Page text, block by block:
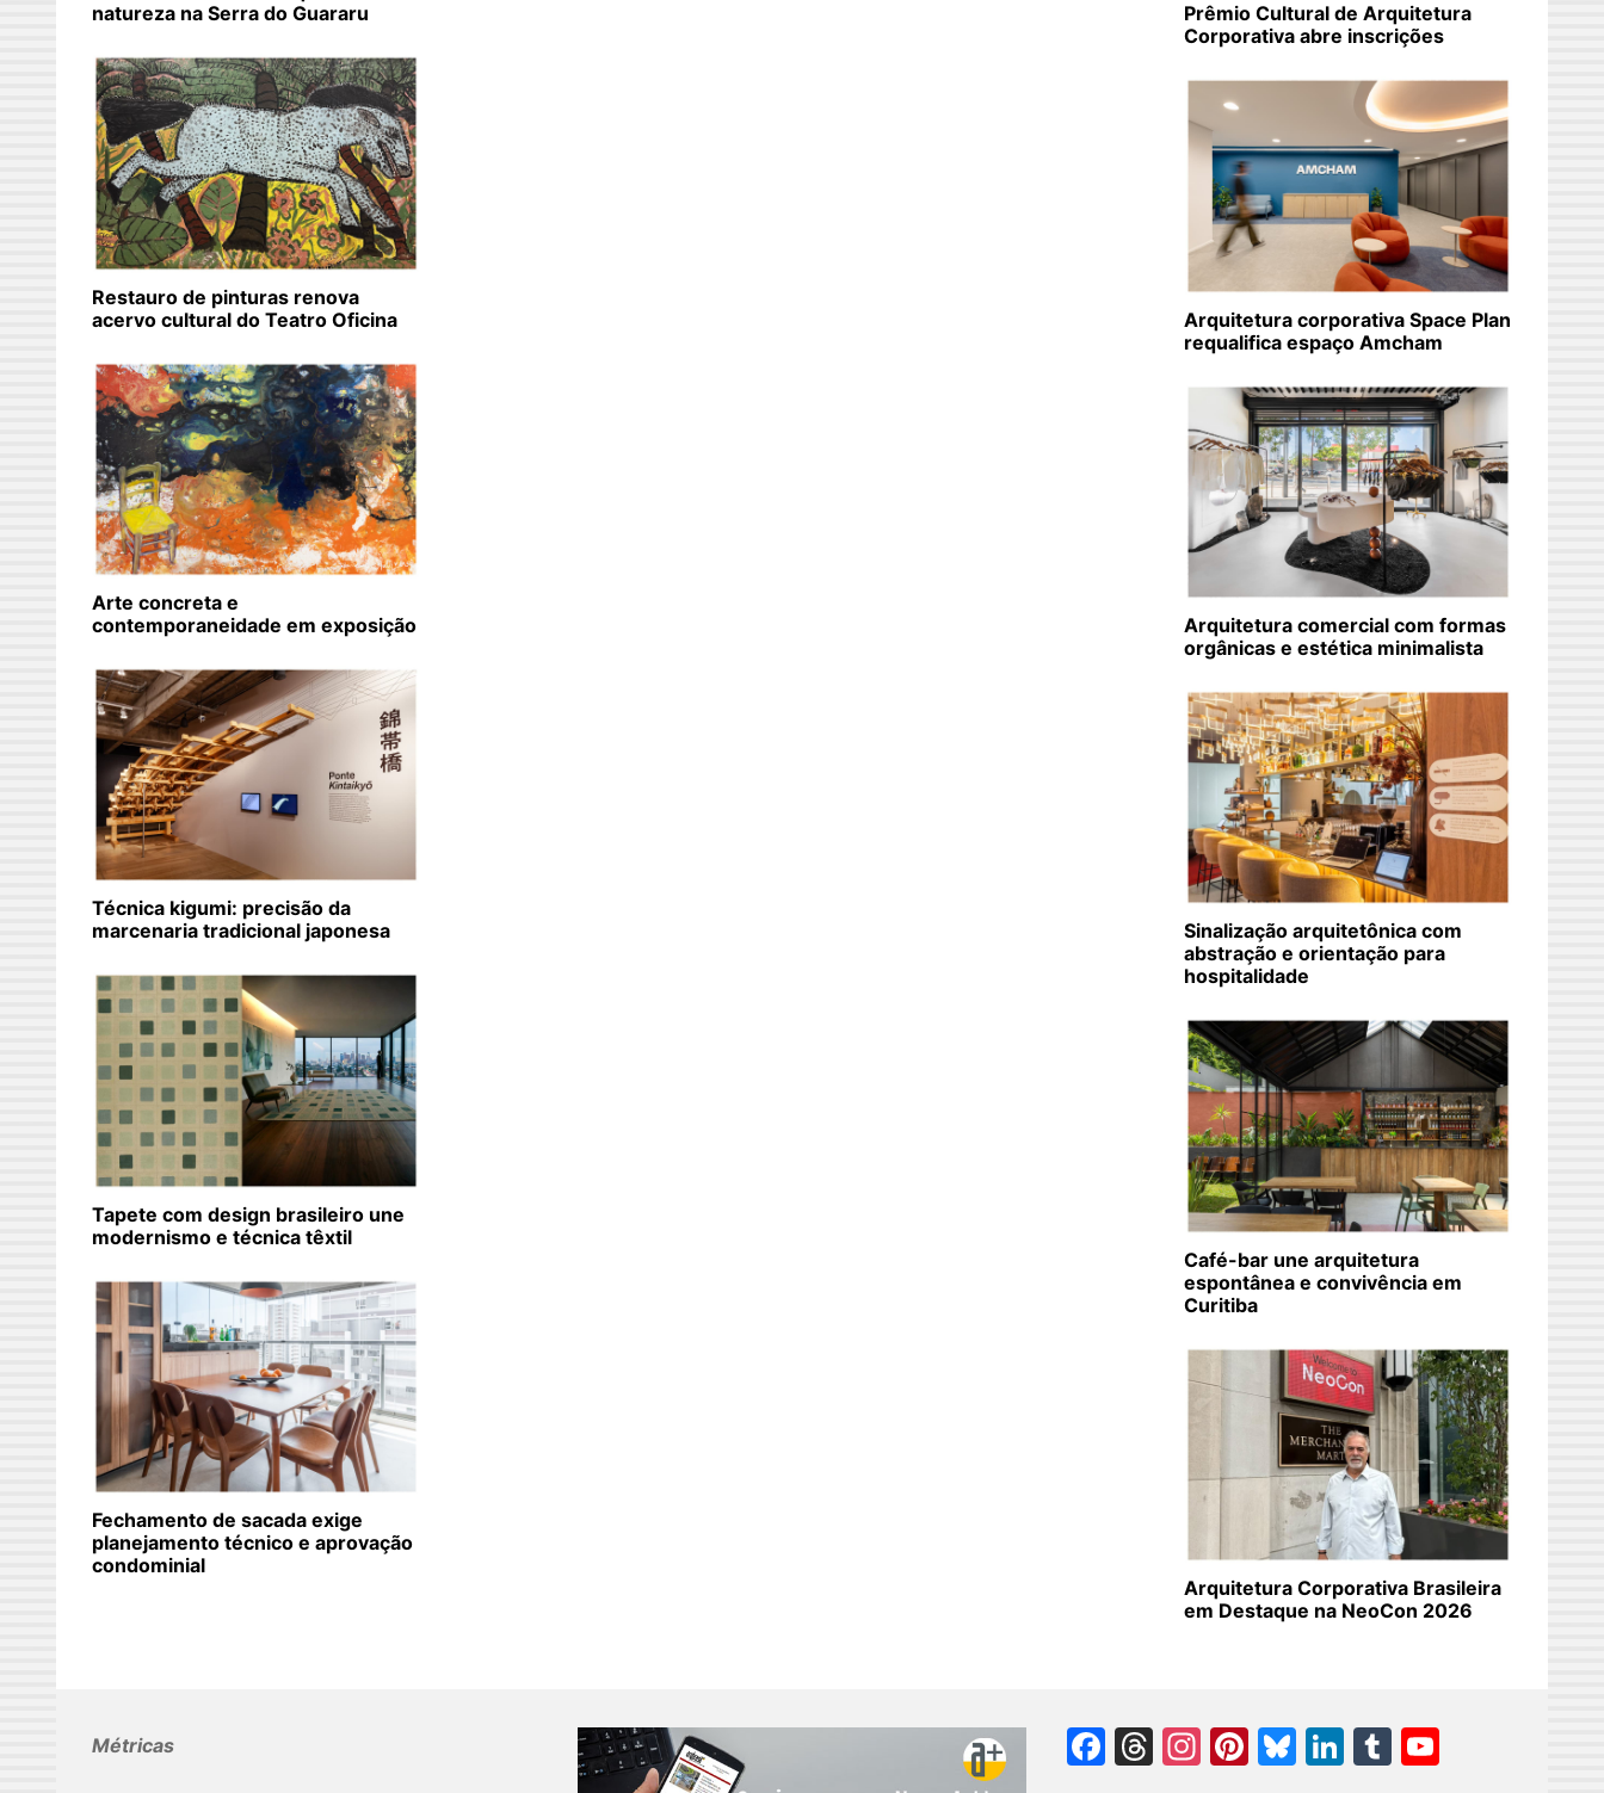
natureza na Serra do Guararu
Restauro de pinturas renova
acervo cultural do Teatro Oficina
Arte concreta e
contemporaneidade em exposição
Técnica kigumi: precisão da
marcenaria tradicional japonesa
Tapete com design brasileiro une
modernismo e técnica têxtil
Fechamento de sacada exige
planejamento técnico e aprovação
condominial
Prêmio Cultural de Arquitetura
Corporativa abre inscrições
Arquitetura corporativa Space Plan
requalifica espaço Amcham
Arquitetura comercial com formas
orgânicas e estética minimalista
Sinalização arquitetônica com
abstração e orientação para
hospitalidade
Café-bar une arquitetura
espontânea e convivência em
Curitiba
Arquitetura Corporativa Brasileira
em Destaque na NeoCon 2026
Métricas Facebook
Threads
Instagram
Pinterest
Bluesky
LinkedIn
Tumblr